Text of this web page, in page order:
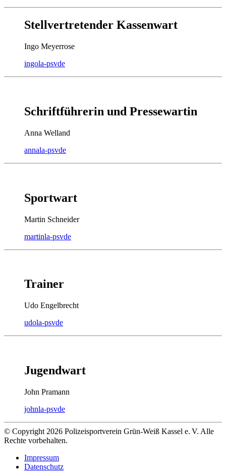
Stellvertretender Kassenwart
Ingo Meyerrose
ingola-psvde
Schriftführerin und Pressewartin
Anna Welland
annala-psvde
Sportwart
Martin Schneider
martinla-psvde
Trainer
Udo Engelbrecht
udola-psvde
Jugendwart
John Pramann
johnla-psvde
© Copyright 2026 Polizeisportverein Grün-Weiß Kassel e. V. Alle
Rechte vorbehalten.
Impressum
Datenschutz